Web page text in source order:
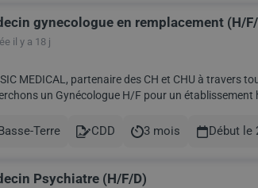
gynecologue en remplacement (H/
il y a 18 j
MEDICAL, partenaire des CH et CHU à travers
un Gynécologue H/F pour un établissement hospitalier à
Terre
Contract
CDD
Durée
3 mois Début le
Psychiatre (H/F/D)